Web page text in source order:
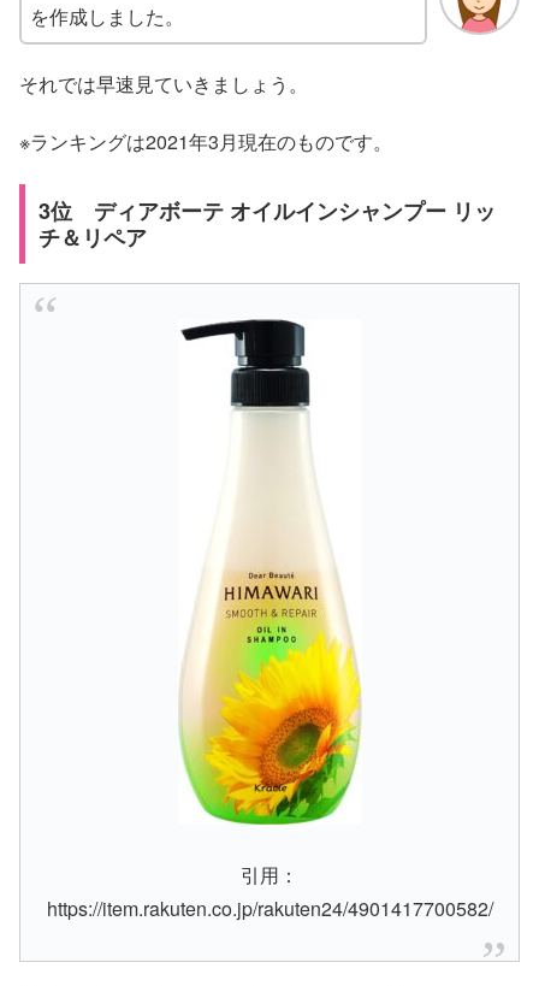
を作成しました。
それでは早速見ていきましょう。
※ランキングは2021年3月現在のものです。
3位 ディアボーテ オイルインシャンプー リッ
チ＆リペア
引用：
https://item.rakuten.co.jp/rakuten24/4901417700582/